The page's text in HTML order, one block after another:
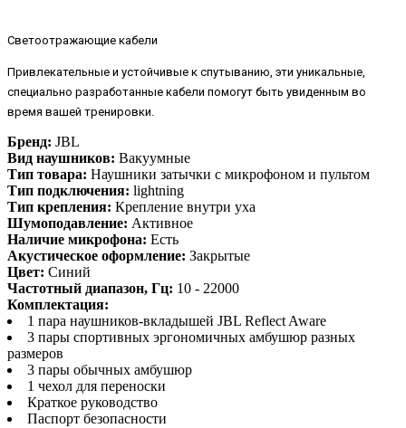
Светоотражающие кабели
Привлекательные и устойчивые к спутыванию, эти уникальные,
специально разработанные кабели помогут быть увиденным во
время вашей тренировки.
Бренд: JBL
Вид наушников: Вакуумные
Тип товара: Наушники затычки с микрофоном и пультом
Тип подключения: lightning
Тип крепления: Крепление внутри уха
Шумоподавление: Активное
Наличие микрофона: Есть
Акустическое оформление: Закрытые
Цвет: Синий
Частотный диапазон, Гц: 10 - 22000
Комплектация:
1 пара наушников-вкладышей JBL Reflect Aware
3 пары спортивных эргономичных амбушюр разных
размеров
3 пары обычных амбушюр
1 чехол для переноски
Краткое руководство
Паспорт безопасности